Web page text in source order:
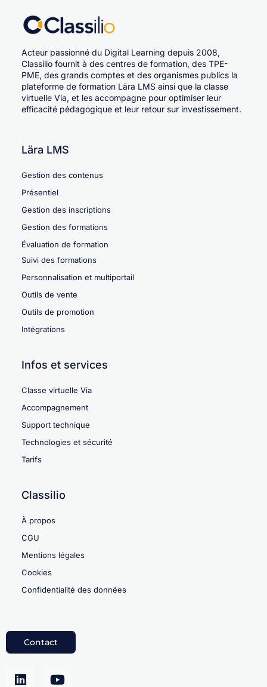
Acteur passionné du Digital Learning depuis 2008,
Classilio fournit à des centres de formation, des TPE-
PME, des grands comptes et des organismes publics la
plateforme de formation Lära LMS ainsi que la classe
virtuelle Via, et les accompagne pour optimiser leur
efficacité pédagogique et leur retour sur investissement.
Lära LMS
Gestion des contenus
Présentiel
Gestion des inscriptions
Gestion des formations
Évaluation de formation
Suivi des formations
Personnalisation et multiportail
Outils de vente
Outils de promotion
Intégrations
Infos et services
Classe virtuelle Via
Accompagnement
Support technique
Technologies et sécurité
Tarifs
Classilio
À propos
CGU
Mentions légales
Cookies
Confidentialité des données
Contact